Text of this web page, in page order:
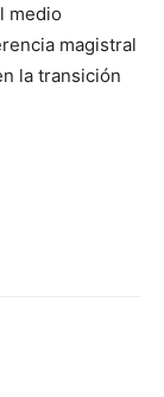
medio
magistral
la transición